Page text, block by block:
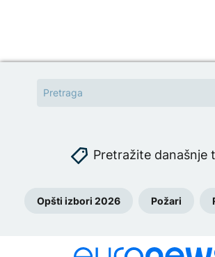
Pretražite današnje
Opšti izbori 2026 Požari